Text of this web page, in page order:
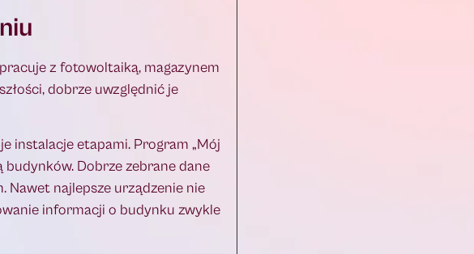
z fotowoltaiką, magazynem
dobrze uwzględnić je
instalacje etapami. Program „Mój
Dobrze zebrane dane
Nawet najlepsze urządzenie nie
informacji o budynku zwykle